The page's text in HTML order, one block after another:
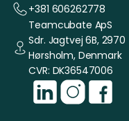
+381 606262778
Teamcubate ApS
Sdr. Jagtvej 6B, 2970
Hørsholm, Denmark
CVR: DK36547006